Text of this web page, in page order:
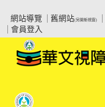
要
網站導覽
舊網站(另開新視窗)
會員登入